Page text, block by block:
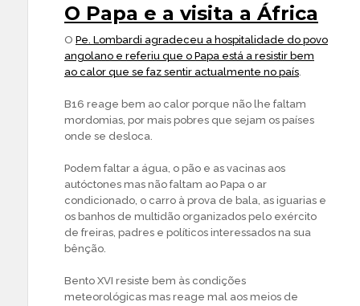
O Papa e a visita a África
O Pe. Lombardi agradeceu a hospitalidade do povo
angolano e referiu que o Papa está a resistir bem
ao calor que se faz sentir actualmente no país.
B16 reage bem ao calor porque não lhe faltam
mordomias, por mais pobres que sejam os países
onde se desloca.
Podem faltar a água, o pão e as vacinas aos
autóctones mas não faltam ao Papa o ar
condicionado, o carro à prova de bala, as iguarias e
os banhos de multidão organizados pelo exército
de freiras, padres e políticos interessados na sua
bênção.
Bento XVI resiste bem às condições
meteorológicas mas reage mal aos meios de